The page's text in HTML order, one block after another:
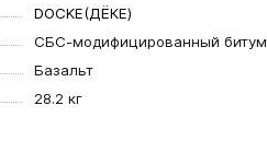
DOCKE(ДЁКЕ)
СБС-модифицированный битум
Базальт
28.2 кг